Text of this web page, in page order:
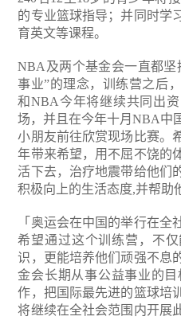
的专业篮球指导；并同时学
育英文等课程。
NBA及两个基金会一直都坚
事业”的理念，训练营之后
和NBA今年将继续共同出
场，并且在今年十月NBA中
小朋友前往欣赏现场比赛。
年带来希望，用不屈不饶的
活下去，治疗地震带给他们
积极向上的生活态度,并帮助
「奥运会在中国的举行在全
希望通过这个训练营，不
识，更能培养他们顽强不息
金会长期从事公益事业的
作，把国际最先进的篮球培
将继续在全社会范围内开展